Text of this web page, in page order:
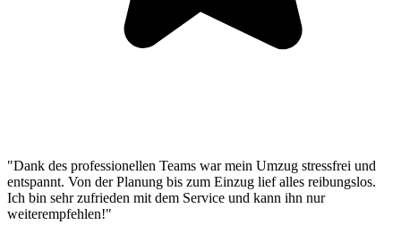
"Dank des professionellen Teams war mein Umzug stressfrei und
entspannt. Von der Planung bis zum Einzug lief alles reibungslos.
Ich bin sehr zufrieden mit dem Service und kann ihn nur
weiterempfehlen!"